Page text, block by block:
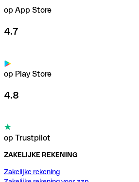
op App Store
4.7
op Play Store
4.8
op Trustpilot
ZAKELIJKE REKENING
Zakelijke rekening